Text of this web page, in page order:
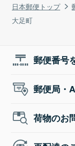
日本郵便トップ
大足町
郵便番号
郵便局・
荷物のお